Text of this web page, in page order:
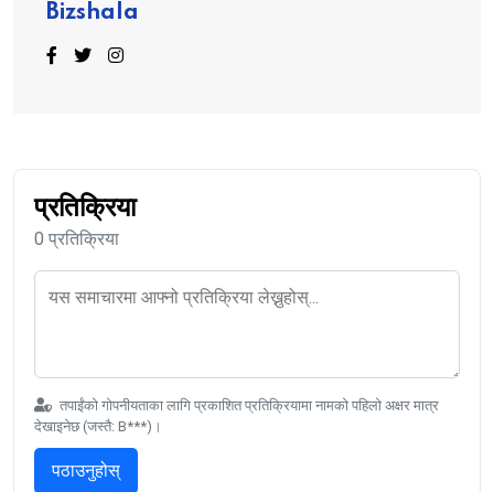
Bizshala
प्रतिक्रिया
0 प्रतिक्रिया
तपाईंको गोपनीयताका लागि प्रकाशित प्रतिक्रियामा नामको पहिलो अक्षर मात्र
देखाइनेछ (जस्तै: B***)।
पठाउनुहोस्